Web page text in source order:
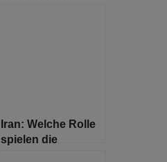
Iran: Welche Rolle
spielen die